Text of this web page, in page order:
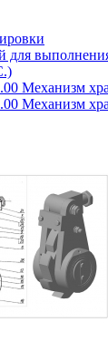
для
Механизм
Механизм